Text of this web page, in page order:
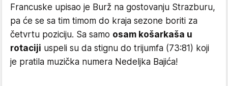
Francuske upisao je Burž na gostovanju Strazburu,
pa će se sa tim timom do kraja sezone boriti za
četvrtu poziciju. Sa samo osam košarkaša u
rotaciji uspeli su da stignu do trijumfa (73:81) koji
je pratila muzička numera Nedeljka Bajića!